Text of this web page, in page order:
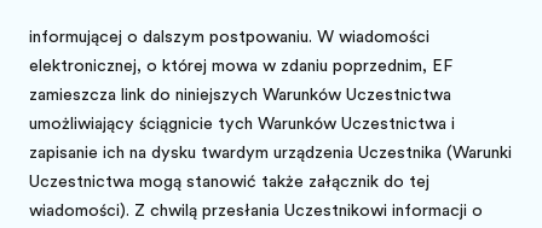
informującej o dalszym postępowaniu. W wiadomości
elektronicznej, o której mowa w zdaniu poprzednim, EF
zamieszcza link do niniejszych Warunków Uczestnictwa
umożliwiający ściągnięcie tych Warunków Uczestnictwa i
zapisanie ich na dysku twardym urządzenia Uczestnika (Warunki
Uczestnictwa mogą stanowić także załącznik do tej
wiadomości). Z chwilą przesłania Uczestnikowi informacji o